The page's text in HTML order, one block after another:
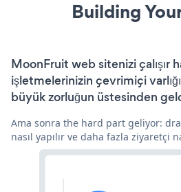
Building
MoonFruit web sitenizi çalışır
işletmelerinizin çevrimiçi
büyük zorluğun üstesinden
Ama sonra the hard part geliyor:
nasıl yapılır ve daha fazla ziyaretçi